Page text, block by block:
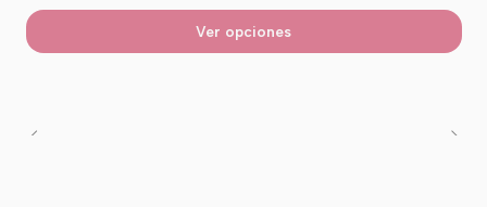
Ver opciones